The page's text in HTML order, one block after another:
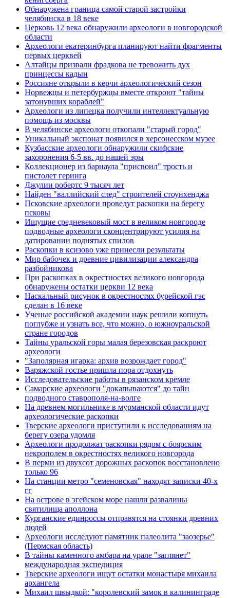
Обнаружена граница самой старой застройки
челябинска в 18 веке
Церковь 12 века обнаружили археологи в новгородской
области
Археологи екатеринбурга планируют найти фрагменты
первых церквей
Алтайцы призвали фрадкова не тревожить дух
принцессы кадын
Россияне открыли в керчи археологический сезон
Норвежцы и петербуржцы вместе откроют "тайны
затонувших кораблей"
Археологи из липецка получили интеллектуальную
помощь из москвы
В челябинске археологи откопали "старый город"
Уникальный экспонат появился в херсонесском музее
Кузбасские археологи обнаружили скифские
захоронения 6-5 вв. до нашей эры
Коллекционер из барнаула "присвоил" трость и
пистолет геринга
Джулии робертс 9 тысяч лет
Найден "валлийский след" строителей стоунхенджа
Псковские археологи проведут раскопки на берегу
псковы
Ищущие средневековый мост в великом новгороде
подводные археологи сконцентрируют усилия на
датировании поднятых спилов
Раскопки в ксизово уже принесли результаты
Мир бабочек и древние цивилизации александра
разбойникова
При раскопках в окрестностях великого новгорода
обнаружены остатки церкви 12 века
Наскальный рисунок в окрестностях бурейской гэс
сделан в 16 веке
Ученые российской академии наук решили копнуть
поглубже и узнать все, что можно, о южноуральской
стране городов
Тайны уральской горы малая березовская раскроют
археологи
"Заполярная игарка: архив возрождает город"
Варяжской гостье пришла пора отдохнуть
Исследовательские работы в рязанском кремле
Самарские археологи "докапываются" до тайн
подводного ставрополя-на-волге
На древнем могильнике в мурманской области идут
археологические раскопки
Тверские археологи приступили к исследованиям на
берегу озера удомля
Археологи продолжат раскопки рядом с боярским
некрополем в окрестностях великого новгорода
В перми из двухсот дорожных раскопок восстановлено
только 96
На станции метро "семеновская" находят записки 40-х
гг
На острове в эгейском море нашли развалины
святилища аполлона
Курганские единроссы отправятся на стоянки древних
людей
Археологи исследуют памятник палеолита "заозерье"
(Пермская область)
В тайны каменного амбара на урале "заглянет"
международная экспедиция
Тверские археологи ищут остатки монастыря михаила
архангела
Михаил швыдкой: "королевский замок в калининграде